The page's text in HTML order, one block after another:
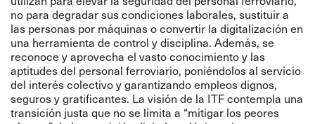
no para degradar sus condiciones laborales, sustituir a
las personas por máquinas o convertir la digitalización en
una herramienta de control y disciplina. Además, se
reconoce y aprovecha el vasto conocimiento y las
aptitudes del personal ferroviario, poniéndolos al servicio
del interés colectivo y garantizando empleos dignos,
seguros y gratificantes. La visión de la ITF contempla una
transición justa que no se limita a “mitigar los peores